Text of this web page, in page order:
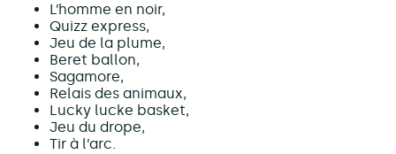
L’homme en noir,
Quizz express,
Jeu de la plume,
Beret ballon,
Sagamore,
Relais des animaux,
Lucky lucke basket,
Jeu du drope,
Tir à l’arc.